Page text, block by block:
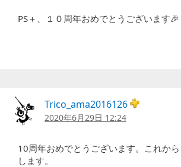
ナ
シ
ョ
ン
PS＋、１０周年おめでとうございます🎉
Trico_ama2016126
2020年6月29日 12:24
10周年おめでとうございます。これか
します。